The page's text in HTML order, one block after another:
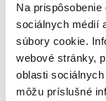
Na
sociálnych médií
súbory cookie.
webové stránky,
oblasti
môžu príslušné
Zebco Montáž
Skladom / u
OD 3.00 €
pôvodneod 3.33